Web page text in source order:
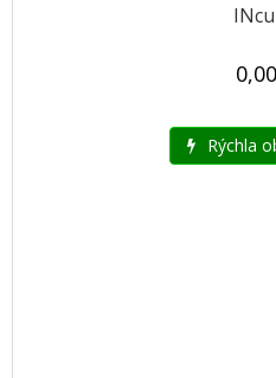
Rýchla